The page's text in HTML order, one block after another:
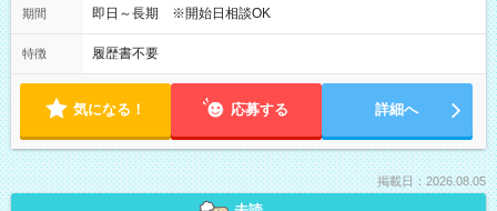
期間 即日～長期 ※開始日相談OK
特徴 履歴書不要
気になる！ 応募する 詳細へ
掲載日：2026.08.05